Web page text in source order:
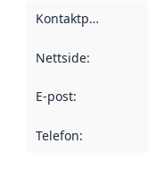
Kontaktpunkt
Nettside:
E-post:
Telefon: